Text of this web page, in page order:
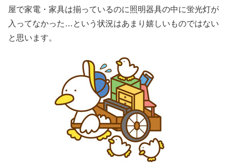
屋で家電・家具は揃っているのに照明器具の中に蛍光灯が
入ってなかった…という状況はあまり嬉しいものではない
と思います。